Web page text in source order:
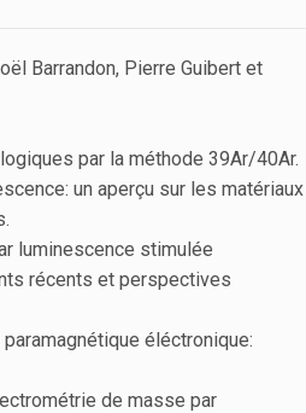
Barrandon, Pierre Guibert et
par la méthode 39Ar/40Ar.
un aperçu sur les matériaux
luminescence stimulée
récents et perspectives
éléctronique:
de masse par